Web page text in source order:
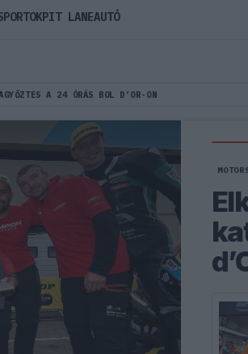
A 24 ÓRÁS BOL D’OR-ON
PIT LANEAUTÓ